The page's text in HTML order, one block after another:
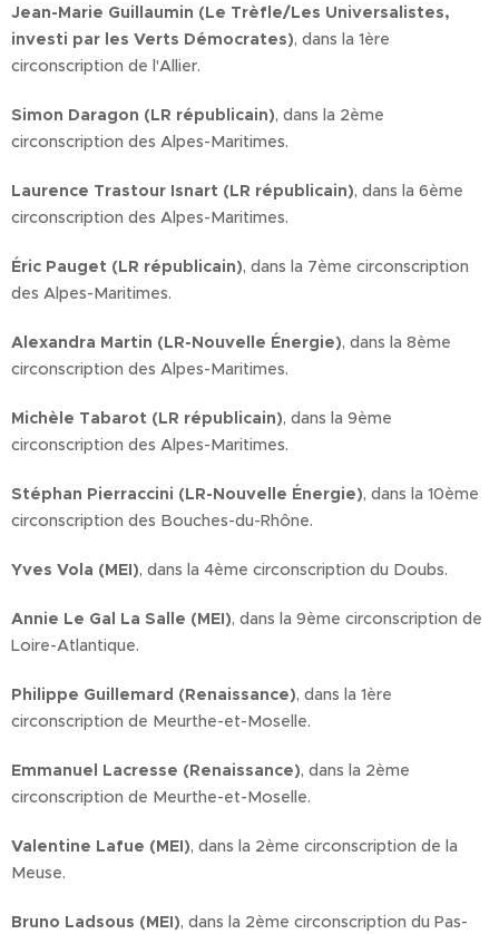
Jean-Marie Guillaumin (Le Trèfle/Les Universalistes,
investi par les Verts Démocrates), dans la 1ère
circonscription de l'Allier.
Simon Daragon (LR républicain), dans la 2ème
circonscription des Alpes-Maritimes.
Laurence Trastour Isnart (LR républicain), dans la 6ème
circonscription des Alpes-Maritimes.
Éric Pauget (LR républicain), dans la 7ème circonscription
des Alpes-Maritimes.
Alexandra Martin (LR-Nouvelle Énergie), dans la 8ème
circonscription des Alpes-Maritimes.
Michèle Tabarot (LR républicain), dans la 9ème
circonscription des Alpes-Maritimes.
Stéphan Pierraccini (LR-Nouvelle Énergie), dans la 10ème
circonscription des Bouches-du-Rhône.
Yves Vola (MEI), dans la 4ème circonscription du Doubs.
Annie Le Gal La Salle (MEI), dans la 9ème circonscription de
Loire-Atlantique.
Philippe Guillemard (Renaissance), dans la 1ère
circonscription de Meurthe-et-Moselle.
Emmanuel Lacresse (Renaissance), dans la 2ème
circonscription de Meurthe-et-Moselle.
Valentine Lafue (MEI), dans la 2ème circonscription de la
Meuse.
Bruno Ladsous (MEI), dans la 2ème circonscription du Pas-